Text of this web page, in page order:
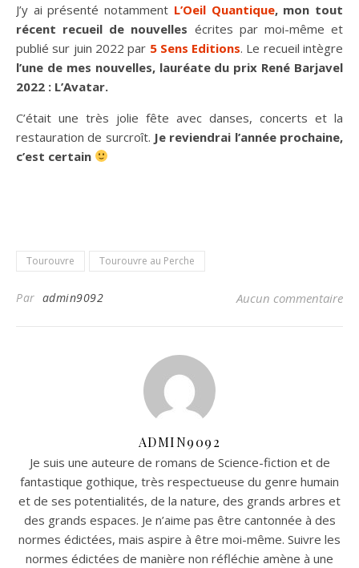
J’y ai présenté notamment L’Oeil Quantique, mon tout
récent recueil de nouvelles écrites par moi-même et
publié sur juin 2022 par 5 Sens Editions. Le recueil intègre
l’une de mes nouvelles, lauréate du prix René Barjavel
2022 : L’Avatar.
C’était une très jolie fête avec danses, concerts et la
restauration de surcroît. Je reviendrai l’année prochaine,
c’est certain
Tourouvre Tourouvre au Perche
Par admin9092 Aucun commentaire
ADMIN9092
Je suis une auteure de romans de Science-fiction et de
fantastique gothique, très respectueuse du genre humain
et de ses potentialités, de la nature, des grands arbres et
des grands espaces. Je n’aime pas être cantonnée à des
normes édictées, mais aspire à être moi-même. Suivre les
normes édictées de manière non réfléchie amène à une